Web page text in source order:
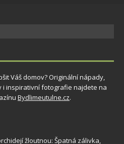
Váš domov? Originální nápady,
i inspirativní fotografie najdete na
Bydlimeutulne.cz.
žloutnou: Špatná zálivka,